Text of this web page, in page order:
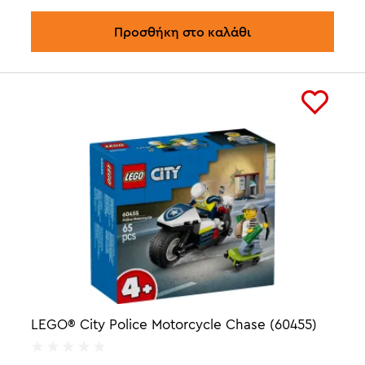
Προσθήκη στο καλάθι
LEGO® City Police Motorcycle Chase (60455)